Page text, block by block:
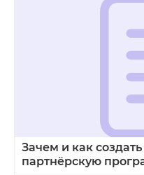
Зачем и как
партнёрскую